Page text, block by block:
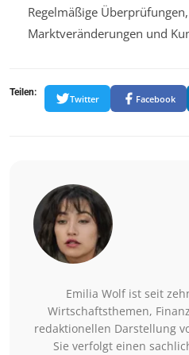
Regelmäßige
Marktveränderungen und
Teilen:
Twitter Facebook
Emilia Wolf ist seit
Wirtschaftsthemen,
redaktionellen Darstellung
Sie verfolgt einen